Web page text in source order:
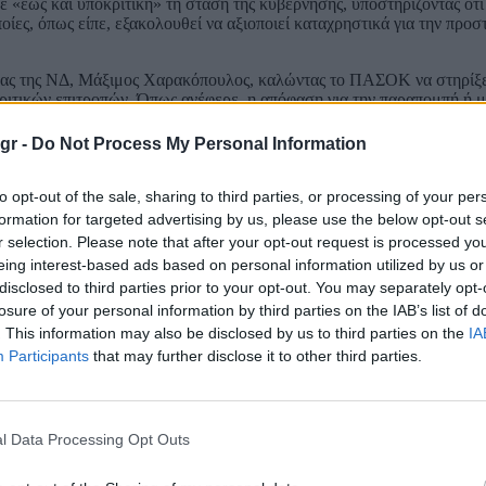
- Do Not Process My Personal Information
opt-out of the sale, sharing to third parties, or processing of your
for targeted advertising by us, please use the below opt-out
selection. Please note that after your opt-out request is processed
interest-based ads based on personal information utilized by us
to third parties prior to your opt-out. You may separately
of your personal information by third parties on the IAB’s list of
This information may also be disclosed by us to third parties on the
Participants that may further disclose it to other third parties.
Data Processing Opt Outs
και υποκριτική» τη στάση της κυβέρνησης, υποστηρίζοντας
όπως είπε, εξακολουθεί να αξιοποιεί καταχρηστικά για την
της ΝΔ, Μάξιμος Χαρακόπουλος, καλώντας το ΠΑΣΟΚ να
επιτροπών. Όπως ανέφερε, η απόφαση για την παραπομπή ή
με τη Βουλή να διατηρεί τον τελικό λόγο μέσω της ψήφου της.
υποστήριξε ότι οι προτεινόμενες αλλαγές αποτρέπουν τη
και της μονιμότητας στο Δημόσιο.
Βελόπουλος, ο οποίος κατηγόρησε την κυβέρνηση ότι επιλέγει
της ακρίβειας και των καρτέλ.
τη συνταγματική αναθεώρηση αποτυπώνει έναν σχεδιασμό με
διαχείριση των ζητημάτων της καθημερινότητας, να προωθήσει